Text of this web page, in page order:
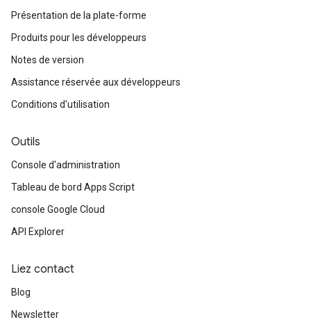
Présentation de la plate-forme
Produits pour les développeurs
Notes de version
Assistance réservée aux développeurs
Conditions d'utilisation
Outils
Console d'administration
Tableau de bord Apps Script
console Google Cloud
API Explorer
Liez contact
Blog
Newsletter